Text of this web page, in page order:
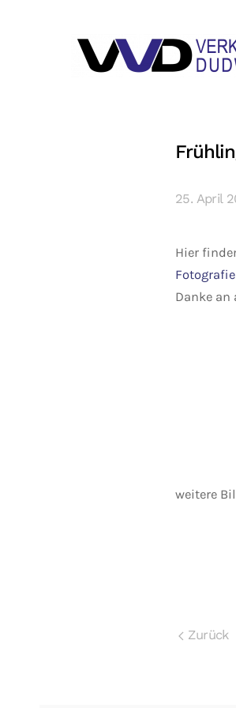
25. April
Hier
Fotografie
Danke an
weitere
Zurück